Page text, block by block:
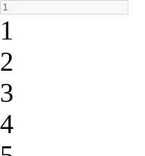
1
2
3
4